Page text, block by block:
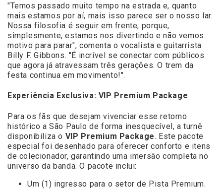
"Temos passado muito tempo na estrada e, quanto
mais estamos por aí, mais isso parece ser o nosso lar.
Nossa filosofia é seguir em frente, porque,
simplesmente, estamos nos divertindo e não vemos
motivo para parar", comenta o vocalista e guitarrista
Billy F. Gibbons. "É incrível se conectar com públicos
que agora já atravessam três gerações. O trem da
festa continua em movimento!".
Experiência Exclusiva: VIP Premium Package
Para os fãs que desejam vivenciar esse retorno
histórico a São Paulo de forma inesquecível, a turnê
disponibiliza o VIP Premium Package. Este pacote
especial foi desenhado para oferecer conforto e itens
de colecionador, garantindo uma imersão completa no
universo da banda. O pacote inclui:
Um (1) ingresso para o setor de Pista Premium.